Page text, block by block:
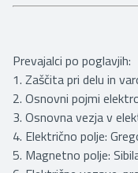
Prevajalci po poglavjih:
1. Zaščita pri delu in
2. Osnovni pojmi
3. Osnovna vezja v
4. Električno polje:
5. Magnetno polje: